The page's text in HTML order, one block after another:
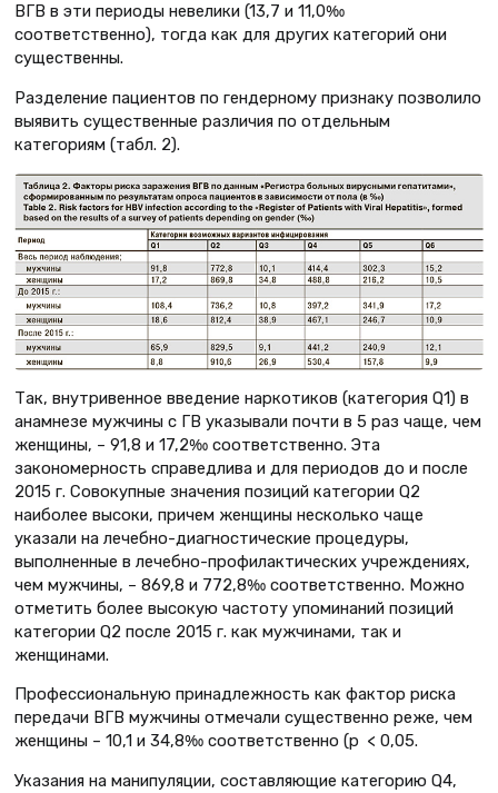
ВГВ в эти периоды невелики (13,7 и 11,0‰
соответственно), тогда как для других категорий они
существенны.
Разделение пациентов по гендерному признаку позволило
выявить существенные различия по отдельным
категориям (табл. 2).
Так, внутривенное введение наркотиков (категория Q1) в
анамнезе мужчины с ГВ указывали почти в 5 раз чаще, чем
женщины, – 91,8 и 17,2‰ соответственно. Эта
закономерность справедлива и для периодов до и после
2015 г. Совокупные значения позиций категории Q2
наиболее высоки, причем женщины несколько чаще
указали на лечебно-диагностические процедуры,
выполненные в лечебно-профилактических учреждениях,
чем мужчины, – 869,8 и 772,8‰ соответственно. Можно
отметить более высокую частоту упоминаний позиций
категории Q2 после 2015 г. как мужчинами, так и
женщинами.
Профессиональную принадлежность как фактор риска
передачи ВГВ мужчины отмечали существенно реже, чем
женщины – 10,1 и 34,8‰ соответственно (р < 0,05.
Указания на манипуляции, составляющие категорию Q4,